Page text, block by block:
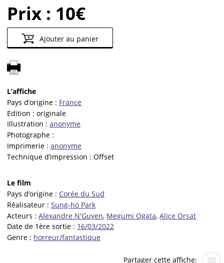
Prix : 10€
Ajouter au panier
L’affiche
Pays d’origine : France
Edition : originale
Illustration : anonyme
Photographe :
Imprimerie : anonyme
Technique d’impression : Offset
Le film
Pays d’origine : Corée du Sud
Réalisateur : Sung-ho Park
Acteurs : Alexandre N'Guyen, Megumi Ogata, Alice Orsat
Date de 1ère sortie : 16/03/2022
Genre : horreur/fantastique
Partager cette affiche: